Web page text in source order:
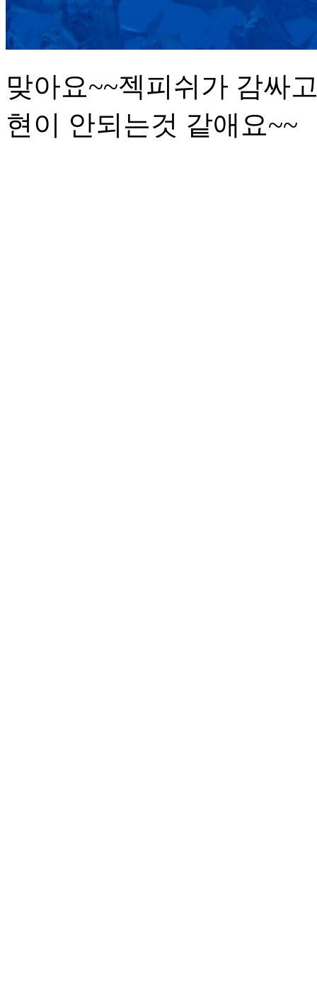
맞아요~~젝피쉬가 감싸
현이 안되는것 같애요~~